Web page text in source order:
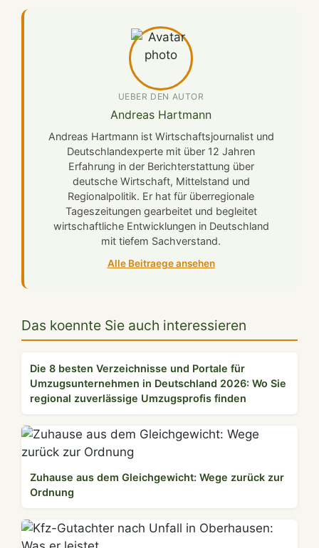
UEBER DEN AUTOR
Andreas Hartmann
Andreas Hartmann ist Wirtschaftsjournalist und
Deutschlandexperte mit über 12 Jahren
Erfahrung in der Berichterstattung über
deutsche Wirtschaft, Mittelstand und
Regionalpolitik. Er hat für überregionale
Tageszeitungen gearbeitet und begleitet
wirtschaftliche Entwicklungen in Deutschland
mit tiefem Sachverstand.
Alle Beitraege ansehen
Das koennte Sie auch interessieren
Die 8 besten Verzeichnisse und Portale für
Umzugsunternehmen in Deutschland 2026: Wo Sie
regional zuverlässige Umzugsprofis finden
Zuhause aus dem Gleichgewicht: Wege zurück zur
Ordnung